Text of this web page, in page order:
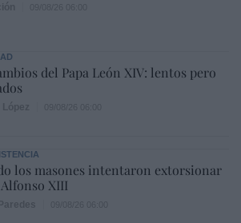
del Papa León XIV: lentos pero
los masones intentaron extorsionar
XIII